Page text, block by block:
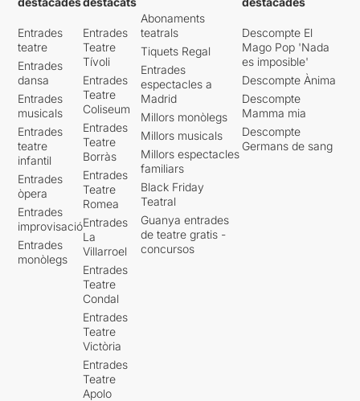
Entrades
teatre
Entrades
dansa
Entrades
musicals
Entrades
teatre
infantil
Entrades
òpera
Entrades
improvisació
Entrades
monòlegs
Entrades
Teatre
Tívoli
Entrades
Teatre
Coliseum
Entrades
Teatre
Borràs
Entrades
Teatre
Romea
Entrades
La
Villarroel
Entrades
Teatre
Condal
Entrades
Teatre
Victòria
Entrades
Teatre
Apolo
Abonaments
teatrals
Tiquets Regal
Entrades
espectacles a
Madrid
Millors monòlegs
Millors musicals
Millors espectacles
familiars
Black Friday
Teatral
Guanya entrades
de teatre gratis -
concursos
Descompte El
Mago Pop 'Nada
es imposible'
Descompte Ànima
Descompte
Mamma mia
Descompte
Germans de sang